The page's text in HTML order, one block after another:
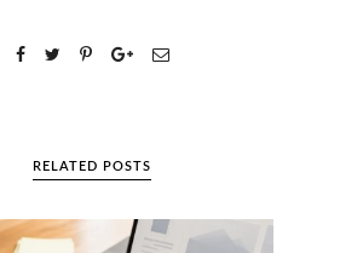
RELATED POSTS